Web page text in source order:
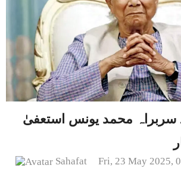
سربراہ محمد یونس استعفیٰ
Sahafat Fri, 23 May 2025,